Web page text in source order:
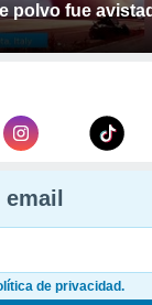
polvo fue
de privacidad.